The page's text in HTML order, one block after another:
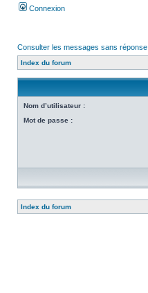
Connexion
Consulter les messages sans réponse
Index du forum
Nom d’utilisateur :
Mot de passe :
Index du forum